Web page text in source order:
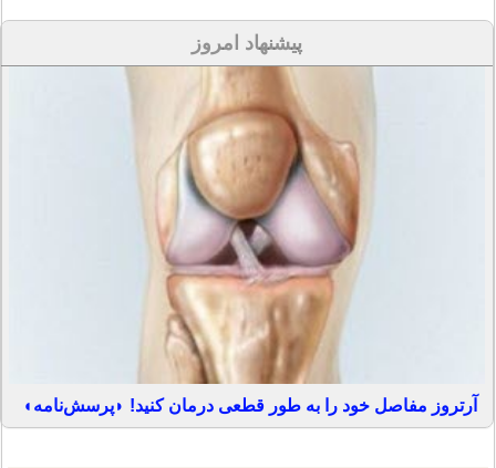
پیشنهاد امروز
آرتروز مفاصل خود را به طور قطعی درمان کنید! ◗پرسش‌نامه◖